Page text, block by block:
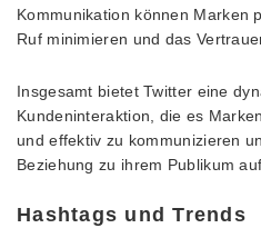
Kommunikation können Marken
Ruf minimieren und das
Insgesamt bietet Twitter eine
Kundeninteraktion, die es
und effektiv zu kommunizieren
Beziehung zu ihrem Publikum
Hashtags und Trends